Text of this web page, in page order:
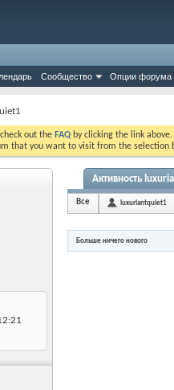
Сообщество Опции форума
out the FAQ by clicking the link
that you want to visit from the selection
Активность
Все luxuriantquiet1
Больше ничего нового